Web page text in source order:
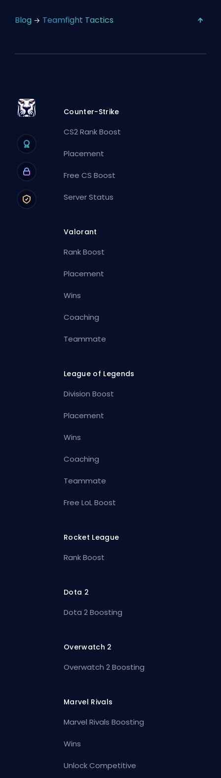
Blog Teamfight Tactics
Counter-Strike
CS2 Rank Boost
Placement
Free CS Boost
Server Status
Valorant
Rank Boost
Placement
Wins
Coaching
Teammate
League of Legends
Division Boost
Placement
Wins
Coaching
Teammate
Free LoL Boost
Rocket League
Rank Boost
Dota 2
Dota 2 Boosting
Overwatch 2
Overwatch 2 Boosting
Marvel Rivals
Marvel Rivals Boosting
Wins
Unlock Competitive